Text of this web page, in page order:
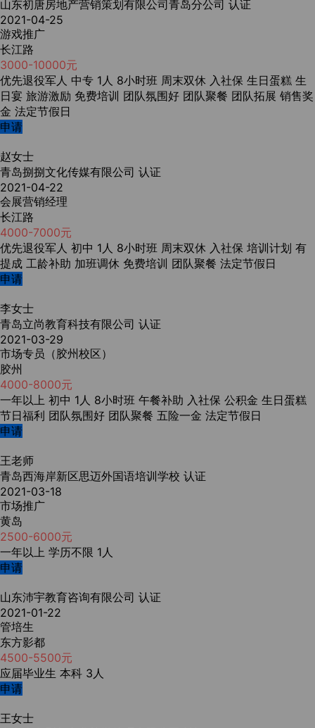
山东初唐房地产营销策划有限公司青岛分公司 认证
2021-04-25
游戏推广
长江路
3000-10000元
优先退役军人 中专 1人 8小时班 周末双休 入社保 生日蛋糕 生
日宴 旅游激励 免费培训 团队氛围好 团队聚餐 团队拓展 销售奖
金 法定节假日
申请
赵女士
青岛捌捌文化传媒有限公司 认证
2021-04-22
会展营销经理
长江路
4000-7000元
优先退役军人 初中 1人 8小时班 周末双休 入社保 培训计划 有
提成 工龄补助 加班调休 免费培训 团队聚餐 法定节假日
申请
李女士
青岛立尚教育科技有限公司 认证
2021-03-29
市场专员（胶州校区）
胶州
4000-8000元
一年以上 初中 1人 8小时班 午餐补助 入社保 公积金 生日蛋糕
节日福利 团队氛围好 团队聚餐 五险一金 法定节假日
申请
王老师
青岛西海岸新区思迈外国语培训学校 认证
2021-03-18
市场推广
黄岛
2500-6000元
一年以上 学历不限 1人
申请
山东沛宇教育咨询有限公司 认证
2021-01-22
管培生
东方影都
4500-5500元
应届毕业生 本科 3人
申请
王女士